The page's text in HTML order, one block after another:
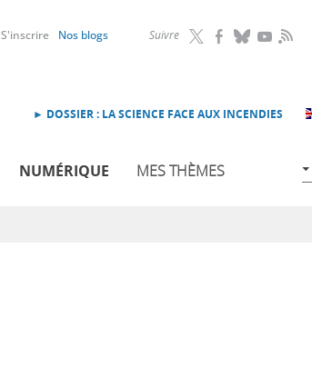
Suivre RSS
S'inscrire Nos blogs
► DOSSIER : LA SCIENCE FACE AUX INCENDIES
NUMÉRIQUE MES THÈMES